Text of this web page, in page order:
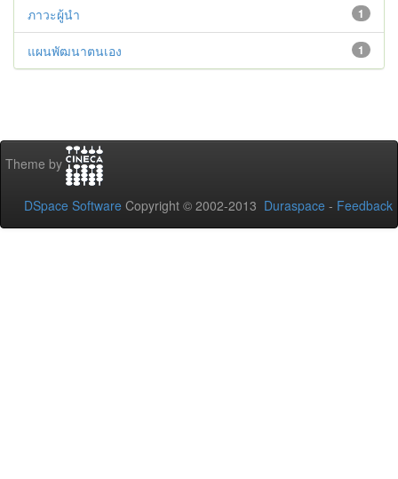
1
ภาวะผู้นำ
1
แผนพัฒนาตนเอง
Theme by
DSpace Software Copyright © 2002-2013 Duraspace - Feedback